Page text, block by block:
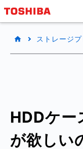
ストレージ
HDDケー
が欲しい